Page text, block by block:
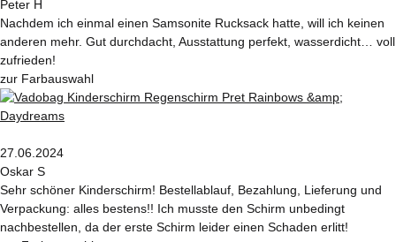
Peter H
Nachdem ich einmal einen Samsonite Rucksack hatte, will ich keinen
anderen mehr. Gut durchdacht, Ausstattung perfekt, wasserdicht… voll
zufrieden!
zur Farbauswahl
27.06.2024
Oskar S
Sehr schöner Kinderschirm! Bestellablauf, Bezahlung, Lieferung und
Verpackung: alles bestens!! Ich musste den Schirm unbedingt
nachbestellen, da der erste Schirm leider einen Schaden erlitt!